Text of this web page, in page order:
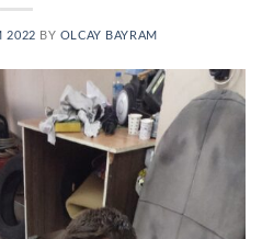
2022 BY OLCAY BAYRAM